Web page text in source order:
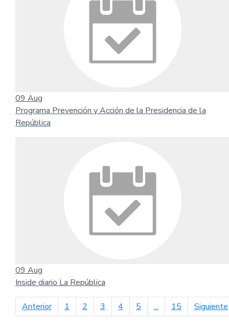
09 Aug
Programa Prevención y Acción de la Presidencia de la
República
09 Aug
Inside diario La República
Anteriorpágina anterior
1 2 3 4 5 ... 15 Siguiente